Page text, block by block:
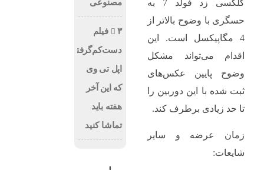
گلکسی زد فولد 7 به
حسگری با وضوح بالاتر از
4 مگاپیکسل است. این
اقدام می‌تواند مشکل
وضوح پایین عکس‌های
ثبت شده با این دوربین را
تا حد زیادی برطرف کند.
زمان عرضه و سایر
شایعات:
مصنوعی
۳ فیلم
دست‌کم‌گرفته‌شده
اپل تی وی
که این آخر
هفته باید
تماشا کنید